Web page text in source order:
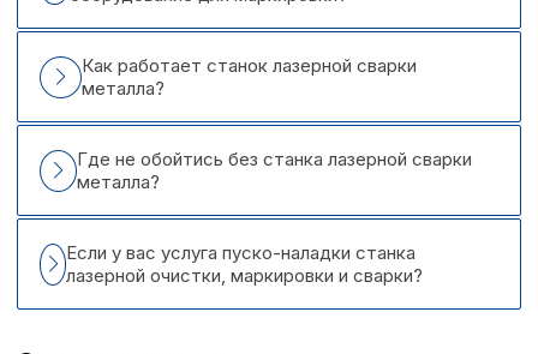
Как работает станок лазерной сварки
металла?
Где не обойтись без станка лазерной сварки
металла?
Если у вас услуга пуско-наладки станка
лазерной очистки, маркировки и сварки?